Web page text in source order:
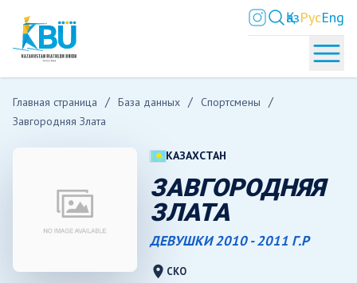
ҚазРусEng
Главная страница База данных
Спортсмены
Завгородняя Злата
КАЗАХСТАН
ЗАВГОРОДНЯЯ
ЗЛАТА
ДЕВУШКИ 2010 - 2011 Г.Р
location_on СКО